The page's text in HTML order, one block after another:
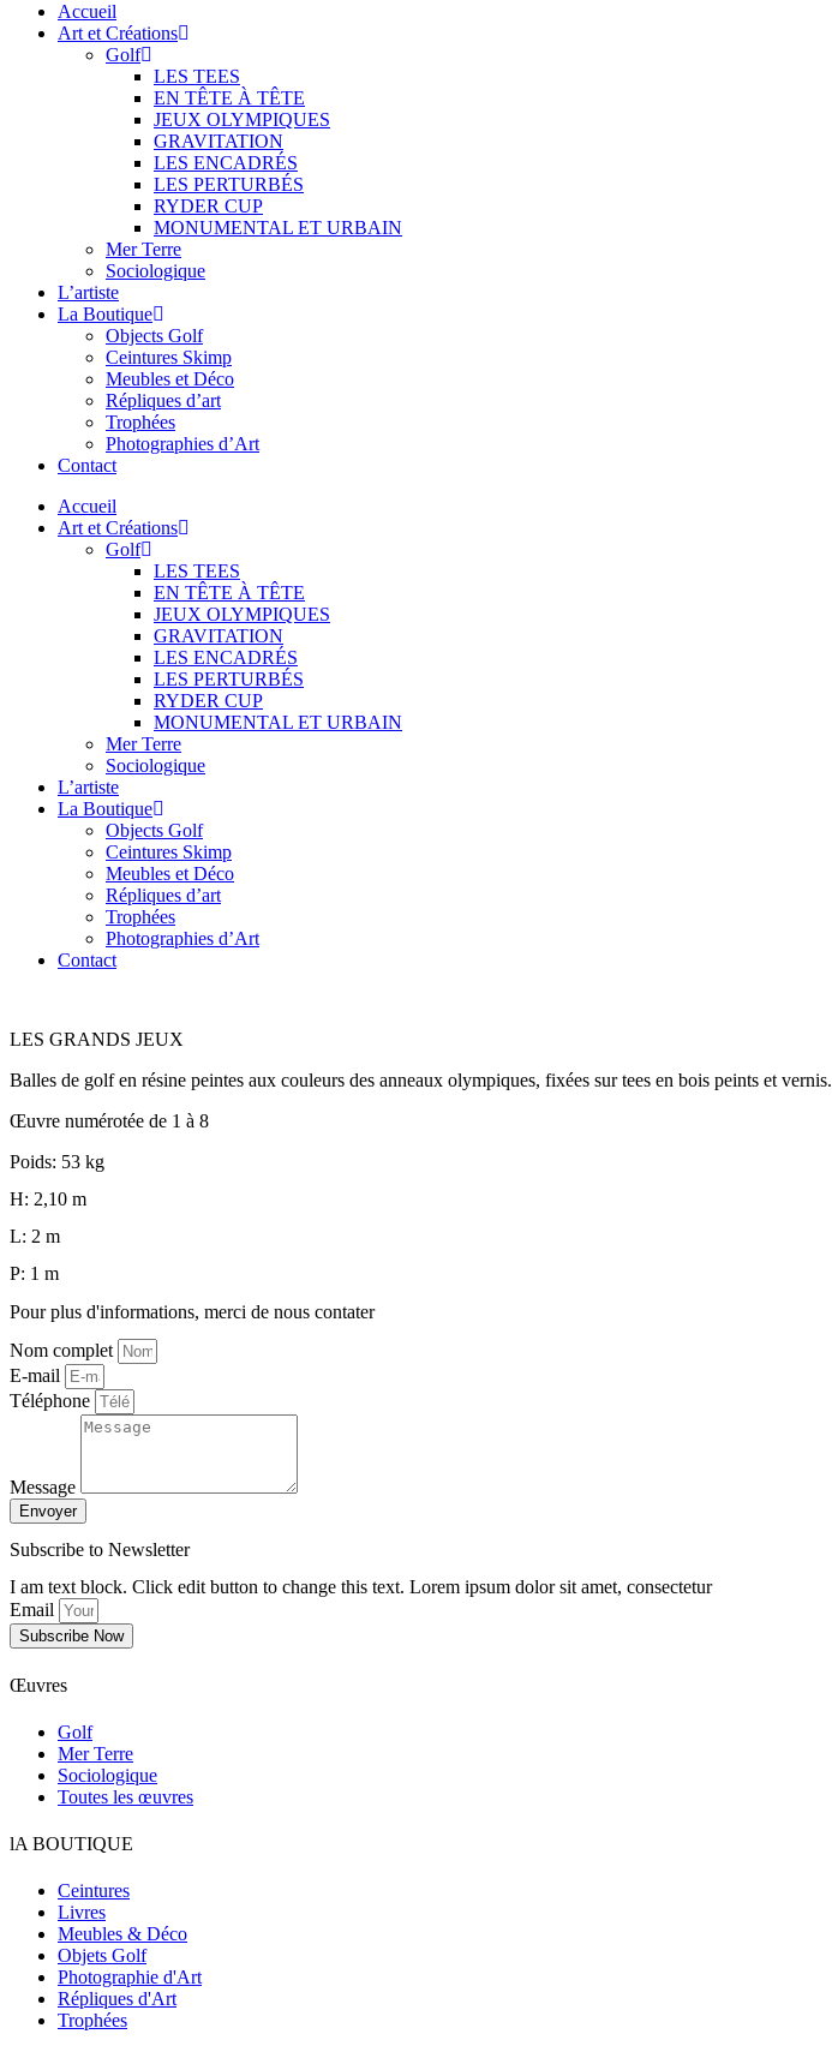
Accueil
Art et Créations
Golf
LES TEES
EN TÊTE À TÊTE
JEUX OLYMPIQUES
GRAVITATION
LES ENCADRÉS
LES PERTURBÉS
RYDER CUP
MONUMENTAL ET URBAIN
Mer Terre
Sociologique
L’artiste
La Boutique
Objects Golf
Ceintures Skimp
Meubles et Déco
Répliques d’art
Trophées
Photographies d’Art
Contact
Accueil
Art et Créations
Golf
LES TEES
EN TÊTE À TÊTE
JEUX OLYMPIQUES
GRAVITATION
LES ENCADRÉS
LES PERTURBÉS
RYDER CUP
MONUMENTAL ET URBAIN
Mer Terre
Sociologique
L’artiste
La Boutique
Objects Golf
Ceintures Skimp
Meubles et Déco
Répliques d’art
Trophées
Photographies d’Art
Contact
LES GRANDS JEUX
Balles de golf en résine peintes aux couleurs des anneaux olympiques, fixées sur tees en bois peints et vernis.
Œuvre numérotée de 1 à 8
Poids: 53 kg
H: 2,10 m
L: 2 m
P: 1 m
Pour plus d'informations, merci de nous contater
Nom complet
E-mail
Téléphone
Message
Envoyer
Subscribe to Newsletter
I am text block. Click edit button to change this text. Lorem ipsum dolor sit amet, consectetur
Email
Subscribe Now
Œuvres
Golf
Mer Terre
Sociologique
Toutes les œuvres
lA BOUTIQUE
Ceintures
Livres
Meubles & Déco
Objets Golf
Photographie d'Art
Répliques d'Art
Trophées